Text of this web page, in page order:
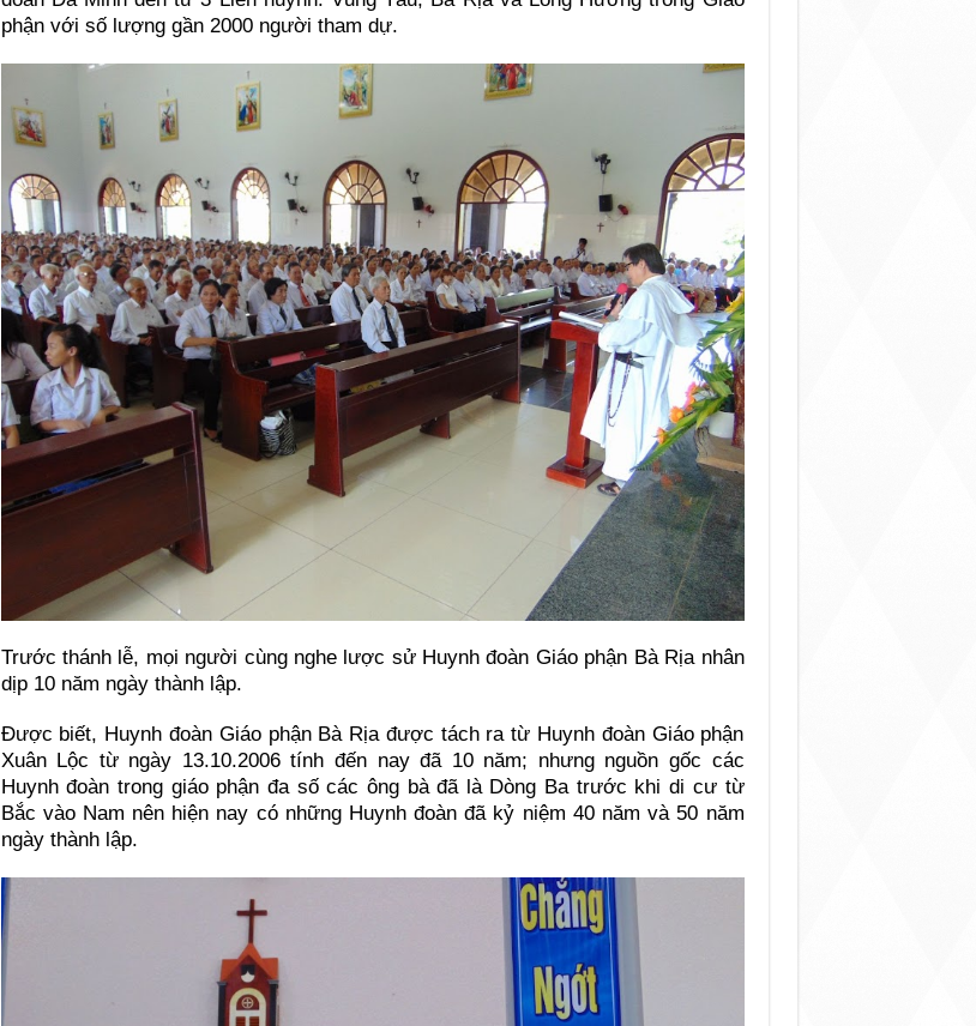
phận với số lượng gần 2000 người tham dự.
Trước thánh lễ, mọi người cùng nghe lược sử Huynh đoàn Giáo phận Bà Rịa nhân
dịp 10 năm ngày thành lập.
Được biết, Huynh đoàn Giáo phận Bà Rịa được tách ra từ Huynh đoàn Giáo phận
Xuân Lộc từ ngày 13.10.2006 tính đến nay đã 10 năm; nhưng nguồn gốc các
Huynh đoàn trong giáo phận đa số các ông bà đã là Dòng Ba trước khi di cư từ
Bắc vào Nam nên hiện nay có những Huynh đoàn đã kỷ niệm 40 năm và 50 năm
ngày thành lập.